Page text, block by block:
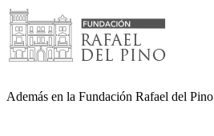
Además en la Fundación Rafael del Pino